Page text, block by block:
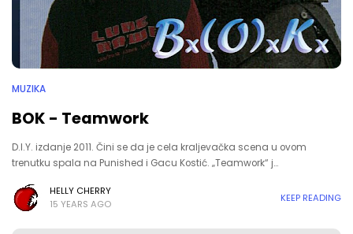
MUZIKA
BOK - Teamwork
D.I.Y. izdanje 2011. Čini se da je cela kraljevačka scena u ovom
trenutku spala na Punished i Gacu Kostić. „Teamwork“ j…
HELLY CHERRY
15 YEARS AGO
KEEP READING